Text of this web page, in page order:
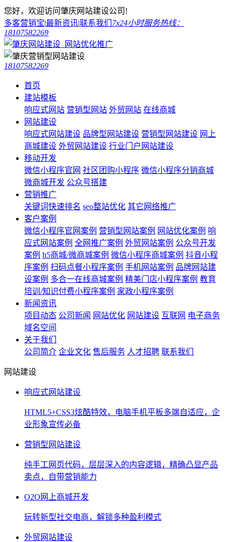
您好，欢迎访问肇庆网站建设公司!
多客营销宝|最新资讯|联系我们 7x24小时服务热线：
18107582269
18107582269
首页
建站模板
响应式网站 营销型网站 外贸网站 在线商城
网站建设
响应式网站建设 品牌型网站建设 营销型网站建设 网上
商城建设 外贸网站建设 行业门户网站建设
移动开发
微信小程序官网 社区团购小程序 微信小程序分销商城
微商城开发 公众号搭建
营销推广
关键词快速排名 seo整站优化 其它网络推广
客户案例
微信小程序官网案例 营销型网站案例 网站优化案例 响
应式网站案例 全网推广案例 外贸网站案例 公众号开发
案例 h5商城/微商城案例 微信小程序商城案例 抖音小程
序案例 扫码点餐小程序案例 手机网站案例 品牌网站建
设案例 多合一在线商城案例 精美门店小程序案例 教育
培训/知识付费小程序案例 家政小程序案例
新闻资讯
项目动态 公司新闻 网站优化 网站建设 互联网 电子商务
域名空间
关于我们
公司简介 企业文化 售后服务 人才招聘 联系我们
网站建设
响应式网站建设
HTML5+CSS3炫酷特效，电脑手机平板多端自适应，企
业形象宣传必备
营销型网站建设
纯手工网页代码，层层深入的内容逻辑，精确凸显产品
卖点，自带营销能力
O2O网上商城开发
玩转新型社交电商，解锁多种盈利模式
外贸网站建设